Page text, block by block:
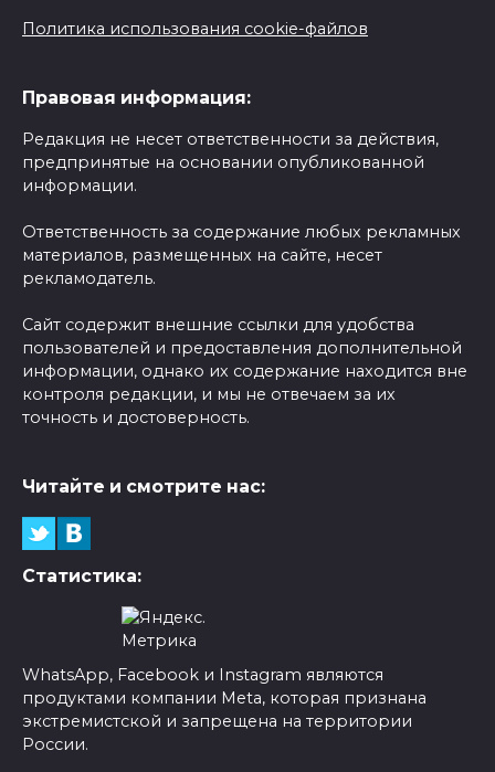
Политика использования cookie-файлов
Правовая информация:
Редакция не несет ответственности за действия,
предпринятые на основании опубликованной
информации.
Ответственность за содержание любых рекламных
материалов, размещенных на сайте, несет
рекламодатель.
Сайт содержит внешние ссылки для удобства
пользователей и предоставления дополнительной
информации, однако их содержание находится вне
контроля редакции, и мы не отвечаем за их
точность и достоверность.
Читайте и смотрите нас:
Статистика:
WhatsApp, Facebook и Instagram являются
продуктами компании Meta, которая признана
экстремистской и запрещена на территории
России.